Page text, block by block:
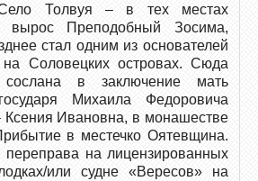
Толвуя – в тех местах
вырос Преподобный Зосима,
стал одним из основателей
Соловецких островах. Сюда
в заключение мать
Михаила Федоровича
Ксения Ивановна, в монашестве
в местечко Оятевщина.
переправа на лицензированных
или судне «Вересов» на